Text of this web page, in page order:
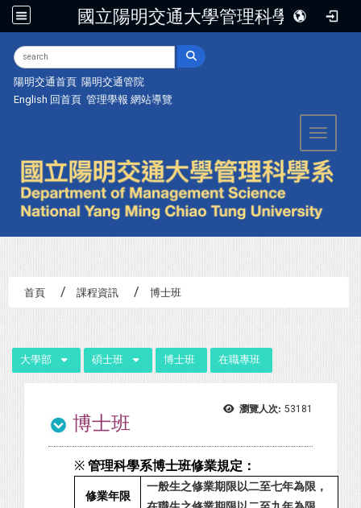
國立陽明交通大學管理科學系
陽明交通首頁 陽明交通管院
English 回首頁 管理學報 網站導覽
Toggle
首頁 課程資訊 博士班
大學部 碩士班 博士班 在職專班
瀏覽人次: 53181
博士班
※ 管理科學系博士班修業規定：
修業年限
一般生之修業期限以二至七年為限，